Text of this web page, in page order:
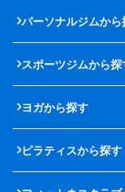
パーソナルジムから
スポーツジムから探
ヨガから探す
ピラティスから探す